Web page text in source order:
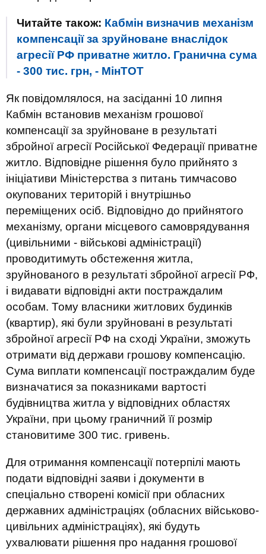
Читайте також: Кабмін визначив механізм
компенсації за зруйноване внаслідок
агресії РФ приватне житло. Гранична сума
- 300 тис. грн, - МінТОТ
Як повідомлялося, на засіданні 10 липня
Кабмін встановив механізм грошової
компенсації за зруйноване в результаті
збройної агресії Російської Федерації приватне
житло. Відповідне рішення було прийнято з
ініціативи Міністерства з питань тимчасово
окупованих територій і внутрішньо
переміщених осіб. Відповідно до прийнятого
механізму, органи місцевого самоврядування
(цивільними - військові адміністрації)
проводитимуть обстеження житла,
зруйнованого в результаті збройної агресії РФ,
і видавати відповідні акти постраждалим
особам. Тому власники житлових будинків
(квартир), які були зруйновані в результаті
збройної агресії РФ на сході України, зможуть
отримати від держави грошову компенсацію.
Сума виплати компенсації постраждалим буде
визначатися за показниками вартості
будівництва житла у відповідних областях
України, при цьому граничний її розмір
становитиме 300 тис. гривень.
Для отримання компенсації потерпілі мають
подати відповідні заяви і документи в
спеціально створені комісії при обласних
державних адміністраціях (обласних військово-
цивільних адміністраціях), які будуть
ухвалювати рішення про надання грошової